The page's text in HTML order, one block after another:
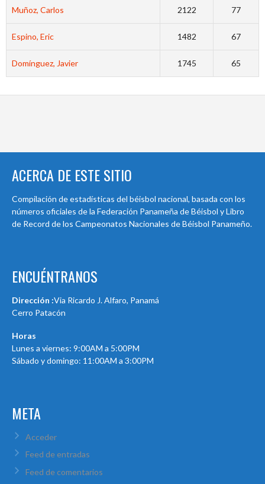
Muñoz, Carlos 2122 77
Espino, Eric 1482 67
Domínguez, Javier 1745 65
ACERCA DE ESTE SITIO
Compilación de estadísticas del béisbol nacional, basada con los
números oficiales de la Federación Panameña de Béisbol y Libro
de Record de los Campeonatos Nacionales de Béisbol Panameño.
ENCUÉNTRANOS
Dirección :Via Ricardo J. Alfaro, Panamá
Cerro Patacón
Horas
Lunes a viernes: 9:00AM a 5:00PM
Sábado y domingo: 11:00AM a 3:00PM
META
Acceder
Feed de entradas
Feed de comentarios